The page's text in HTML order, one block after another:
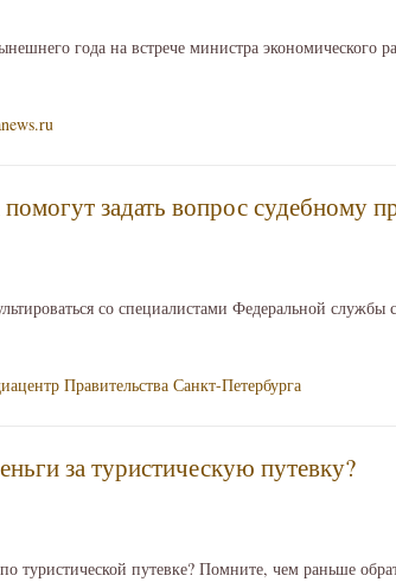
года на встрече министра экономического
задать вопрос судебному
со специалистами Федеральной службы
Правительства Санкт-Петербурга
за туристическую путевку?
туристической путевке? Помните, чем раньше